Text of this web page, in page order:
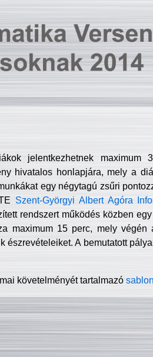
jelentkezhetnek
hivatalos honlapjára, mely a
egy négytagú zsűri
Szent-Györgyi Albert Agóra
rendszert működés közben
maximum 15 perc, mely
észrevételeiket. A bemutatott
követelményét tartalmazó